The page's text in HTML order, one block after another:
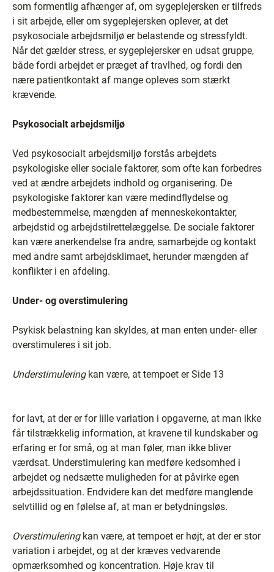
som formentlig afhænger af, om sygeplejersken er tilfreds
i sit arbejde, eller om sygeplejersken oplever, at det
psykosociale arbejdsmiljø er belastende og stressfyldt.
Når det gælder stress, er sygeplejersker en udsat gruppe,
både fordi arbejdet er præget af travlhed, og fordi den
nære patientkontakt af mange opleves som stærkt
krævende.
Psykosocialt arbejdsmiljø
Ved psykosocialt arbejdsmiljø forstås arbejdets
psykologiske eller sociale faktorer, som ofte kan forbedres
ved at ændre arbejdets indhold og organisering. De
psykologiske faktorer kan være medindflydelse og
medbestemmelse, mængden af menneskekontakter,
arbejdstid og arbejdstilrettelæggelse. De sociale faktorer
kan være anerkendelse fra andre, samarbejde og kontakt
med andre samt arbejdsklimaet, herunder mængden af
konflikter i en afdeling.
Under- og overstimulering
Psykisk belastning kan skyldes, at man enten under- eller
overstimuleres i sit job.
Understimuleringkan være, at tempoet er Side 13
for lavt, at der er for lille variation i opgaverne, at man ikke
får tilstrækkelig information, at kravene til kundskaber og
erfaring er for små, og at man føler, man ikke bliver
værdsat. Understimulering kan medføre kedsomhed i
arbejdet og nedsætte muligheden for at påvirke egen
arbejdssituation. Endvidere kan det medføre manglende
selvtillid og en følelse af, at man er betydningsløs.
Overstimuleringkan være, at tempoet er højt, at der er stor
variation i arbejdet, og at der kræves vedvarende
opmærksomhed og koncentration. Høje krav til